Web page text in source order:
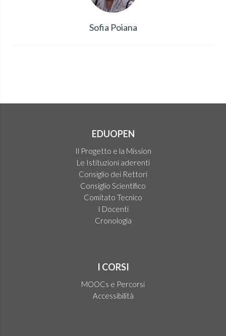
Sofia Poiana
EDUOPEN
Il Progetto e la Mission
Le Istituzioni aderenti
Consiglio dei Rettori
Consiglio Scientifico
Comitato Tecnico
I Docenti
Cronologia
I CORSI
MOOCs e Percorsi
Accessibilità